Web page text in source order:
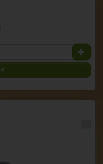
€